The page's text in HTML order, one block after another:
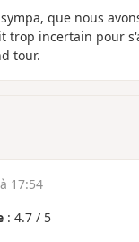
que nous
trop incertain pour
tour.
17:54
: 4.7 / 5